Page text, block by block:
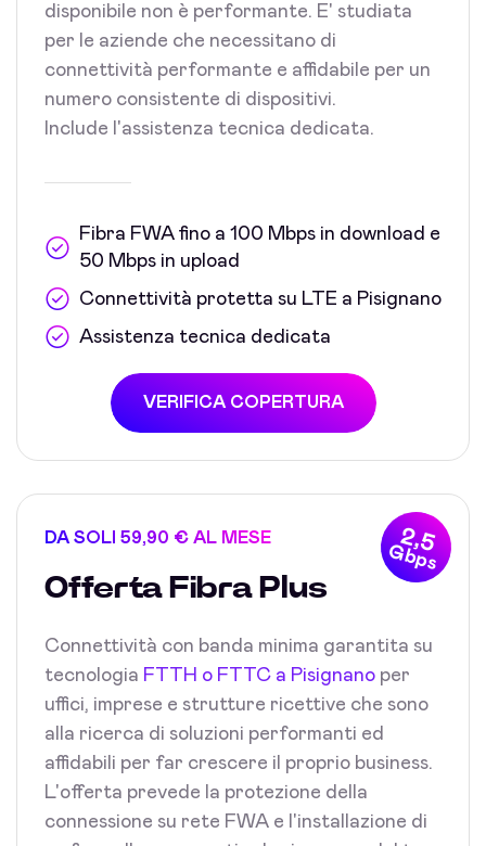
disponibile non è performante. E' studiata
per le aziende che necessitano di
connettività performante e affidabile per un
numero consistente di dispositivi.
Include l'assistenza tecnica dedicata.
Fibra FWA fino a 100 Mbps in download e
50 Mbps in upload
Connettività protetta su LTE a Pisignano
Assistenza tecnica dedicata
VERIFICA COPERTURA
2,5
Gbps
DA SOLI 59,90 € AL MESE
Offerta Fibra Plus
Connettività con banda minima garantita su
tecnologia FTTH o FTTC a Pisignano per
uffici, imprese e strutture ricettive che sono
alla ricerca di soluzioni performanti ed
affidabili per far crescere il proprio business.
L'offerta prevede la protezione della
connessione su rete FWA e l'installazione di